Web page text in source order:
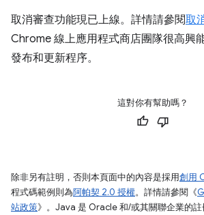
取消審查功能現已上線。詳情請參閱取
Chrome 線上應用程式商店團隊很高興
發布和更新程序。
這對你有幫助嗎？
除非另有註明，否則本頁面中的內容是採用創用
程式碼範例則為阿帕契 2.0 授權。詳情請參閱《
站政策》。Java 是 Oracle 和/或其關聯企業的註